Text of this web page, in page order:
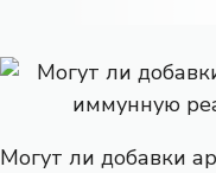
Могут ли добавки